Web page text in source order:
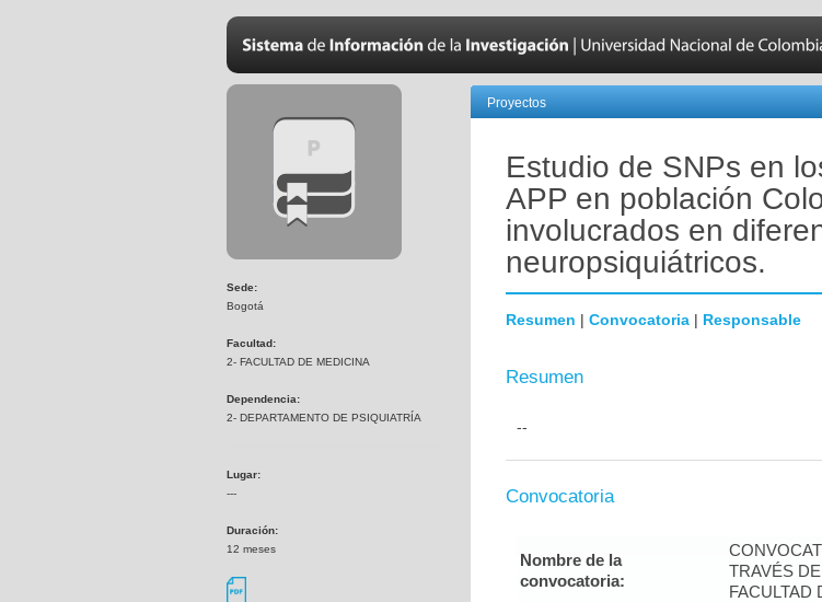
Sede:
Bogotá
Facultad:
2- FACULTAD DE MEDICINA
Dependencia:
2- DEPARTAMENTO DE PSIQUIATRÍA
Lugar:
---
Duración:
12 meses
Proyectos
Estudio de SNPs en
APP en población
involucrados en
neuropsiquiátricos.
Resumen | Convocatoria | Responsable
Resumen
--
Convocatoria
Nombre de la
convocatoria:
TRAVÉS
FACULTAD